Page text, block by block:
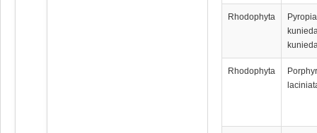
Rhodophyta
Pyropia
Rhodophyta